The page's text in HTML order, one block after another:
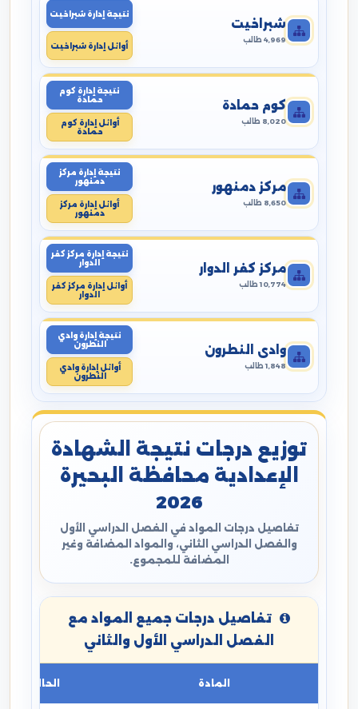
شبراخيت
4,969 طالب
نتيجة إدارة شبراخيت
أوائل إدارة شبراخيت
كوم حمادة
8,020 طالب
نتيجة إدارة كوم
حمادة
أوائل إدارة كوم
حمادة
مركز دمنهور
8,650 طالب
نتيجة إدارة مركز
دمنهور
أوائل إدارة مركز
دمنهور
مركز كفر الدوار
10,774 طالب
نتيجة إدارة مركز كفر
الدوار
أوائل إدارة مركز كفر
الدوار
وادي النطرون
1,848 طالب
نتيجة إدارة وادي
النطرون
أوائل إدارة وادي
النطرون
توزيع درجات نتيجة الشهادة
الإعدادية محافظة البحيرة
2026
تفاصيل درجات المواد في الفصل الدراسي الأول
والفصل الدراسي الثاني، والمواد المضافة وغير
المضافة للمجموع.
تفاصيل درجات جميع المواد مع
الفصل الدراسي الأول والثاني
المادة الحالة